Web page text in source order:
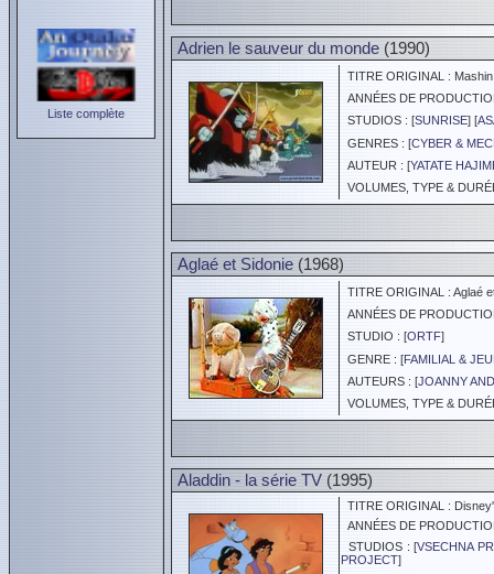
Liste complète
Adrien le sauveur du monde (1990)
TITRE ORIGINAL :
ANNÉES DE
STUDIOS : [SUNRISE] [
GENRES : [CYBER &
AUTEUR : [YATATE
VOLUMES, TYPE &
Aglaé et Sidonie (1968)
TITRE ORIGINAL : Aglaé
ANNÉES DE
STUDIO : [ORTF]
GENRE : [FAMILIAL &
AUTEURS : [JOANNY
VOLUMES, TYPE &
Aladdin - la série TV (1995)
TITRE ORIGINAL :
ANNÉES DE
STUDIOS : [VSECHNA
PROJECT]